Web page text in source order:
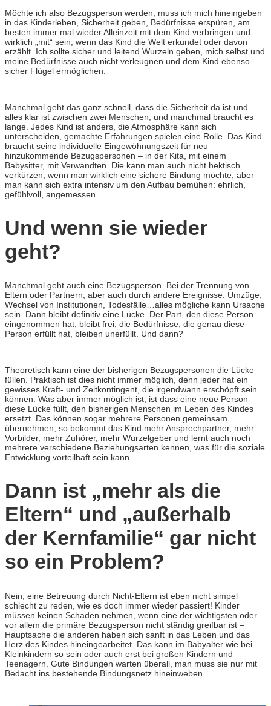
Möchte ich also Bezugsperson werden, muss ich mich hineingeben
in das Kinderleben, Sicherheit geben, Bedürfnisse erspüren, am
besten immer mal wieder Alleinzeit mit dem Kind verbringen und
wirklich „mit“ sein, wenn das Kind die Welt erkundet oder davon
erzählt. Ich sollte sicher und leitend Wurzeln geben, mich selbst und
meine Bedürfnisse auch nicht verleugnen und dem Kind ebenso
sicher Flügel ermöglichen.
Manchmal geht das ganz schnell, dass die Sicherheit da ist und
alles klar ist zwischen zwei Menschen, und manchmal braucht es
lange. Jedes Kind ist anders, die Atmosphäre kann sich
unterscheiden, gemachte Erfahrungen spielen eine Rolle. Das Kind
braucht seine individuelle Eingewöhnungszeit für neu
hinzukommende Bezugspersonen – in der Kita, mit einem
Babysitter, mit Verwandten. Die kann man auch nicht hektisch
verkürzen, wenn man wirklich eine sichere Bindung möchte, aber
man kann sich extra intensiv um den Aufbau bemühen: ehrlich,
gefühlvoll, angemessen.
Und wenn sie wieder
geht?
Manchmal geht auch eine Bezugsperson. Bei der Trennung von
Eltern oder Partnern, aber auch durch andere Ereignisse. Umzüge,
Wechsel von Institutionen, Todesfälle…alles mögliche kann Ursache
sein. Dann bleibt definitiv eine Lücke. Der Part, den diese Person
eingenommen hat, bleibt frei; die Bedürfnisse, die genau diese
Person erfüllt hat, bleiben unerfüllt. Und dann?
Theoretisch kann eine der bisherigen Bezugspersonen die Lücke
füllen. Praktisch ist dies nicht immer möglich, denn jeder hat ein
gewisses Kraft- und Zeitkontingent, die irgendwann erschöpft sein
können. Was aber immer möglich ist, ist dass eine neue Person
diese Lücke füllt, den bisherigen Menschen im Leben des Kindes
ersetzt. Das können sogar mehrere Personen gemeinsam
übernehmen; so bekommt das Kind mehr Ansprechpartner, mehr
Vorbilder, mehr Zuhörer, mehr Wurzelgeber und lernt auch noch
mehrere verschiedene Beziehungsarten kennen, was für die soziale
Entwicklung vorteilhaft sein kann.
Dann ist „mehr als die
Eltern“ und „außerhalb
der Kernfamilie“ gar nicht
so ein Problem?
Nein, eine Betreuung durch Nicht-Eltern ist eben nicht simpel
schlecht zu reden, wie es doch immer wieder passiert! Kinder
müssen keinen Schaden nehmen, wenn eine der wichtigsten oder
vor allem die primäre Bezugsperson nicht ständig greifbar ist –
Hauptsache die anderen haben sich sanft in das Leben und das
Herz des Kindes hineingearbeitet. Das kann im Babyalter wie bei
Kleinkindern so sein oder auch erst bei großen Kindern und
Teenagern. Gute Bindungen warten überall, man muss sie nur mit
Bedacht ins bestehende Bindungsnetz hineinweben.